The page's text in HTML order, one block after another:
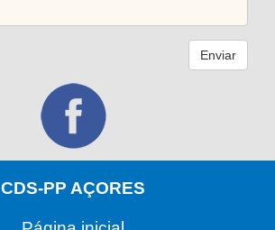
Enviar
CDS-PP AÇORES